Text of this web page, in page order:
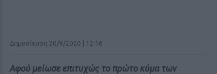
Δημοσίευση 20/9/2020 | 12:16
Αφού μείωσε επιτυχώς το πρώτο κύμα των